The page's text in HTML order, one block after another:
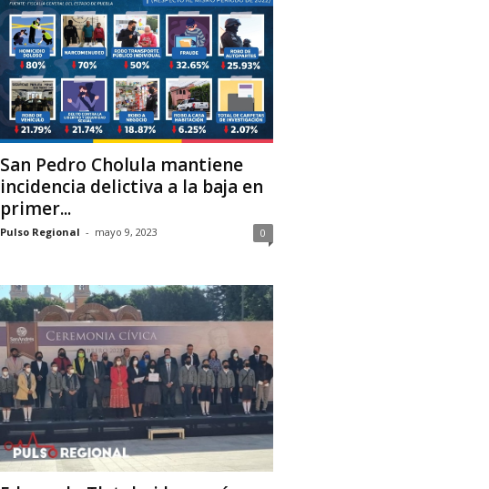
San Pedro Cholula mantiene
incidencia delictiva a la baja en
primer...
Pulso Regional - mayo 9, 2023 0